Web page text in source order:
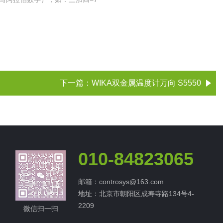
下一篇： WIKA双金属温度计万向 S5550
微信扫一扫
010-84823065
邮箱：controsys@163.com
地址：北京市朝阳区成寿寺路134号4-
2209